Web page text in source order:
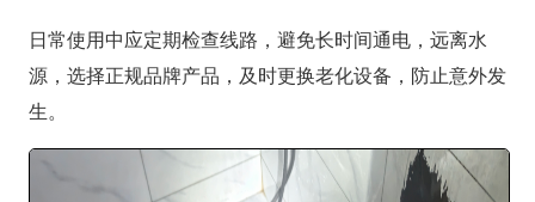
日常使用中应定期检查线路，避免长时间通电，远离水
源，选择正规品牌产品，及时更换老化设备，防止意外发
生。